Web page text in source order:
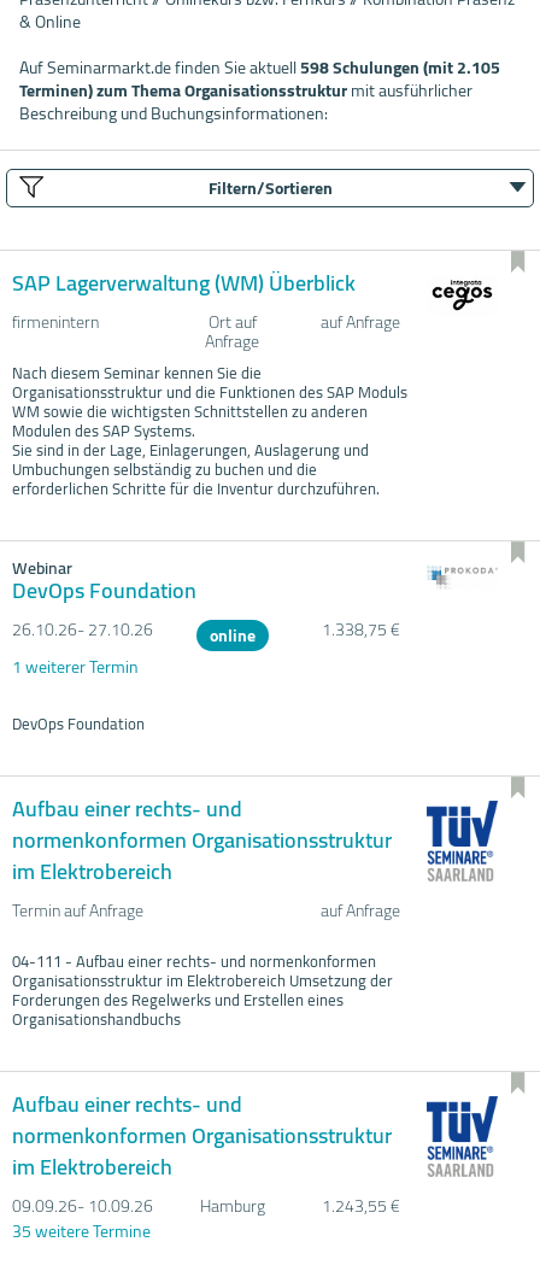
& Online
Auf Seminarmarkt.de finden Sie aktuell598 Schulungen (mit 2.105
Terminen) zum Thema Organisationsstrukturmit ausführlicher
Beschreibung und Buchungsinformationen:
Filtern/Sortieren
SAP Lagerverwaltung (WM) Überblick
firmenintern Ort auf
Anfrage
auf Anfrage
Nach diesem Seminar kennen Sie die
Organisationsstruktur und die Funktionen des SAP Moduls
WM sowie die wichtigsten Schnittstellen zu anderen
Modulen des SAP Systems.
Sie sind in der Lage, Einlagerungen, Auslagerung und
Umbuchungen selbständig zu buchen und die
erforderlichen Schritte für die Inventur durchzuführen.
Webinar
DevOps Foundation
26.10.26- 27.10.26 online
1.338,75 €
1 weiterer Termin
DevOps Foundation
Aufbau einer rechts- und
normenkonformen Organisationsstruktur
im Elektrobereich
Termin auf Anfrage auf Anfrage
04-111 - Aufbau einer rechts- und normenkonformen
Organisationsstruktur im Elektrobereich Umsetzung der
Forderungen des Regelwerks und Erstellen eines
Organisationshandbuchs
Aufbau einer rechts- und
normenkonformen Organisationsstruktur
im Elektrobereich
09.09.26- 10.09.26 Hamburg
1.243,55 €
35 weitere Termine